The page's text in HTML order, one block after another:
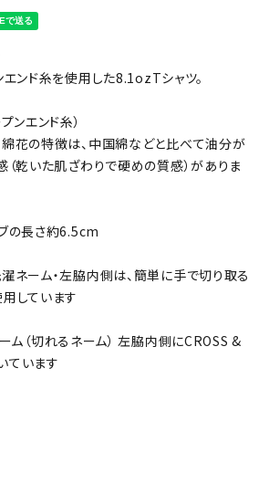
ンド糸を使用した8.1ozTシャツ。
ンエンド糸）
花の特徴は、中国綿などと比べて油分が
（乾いた肌ざわりで硬めの質感）がありま
の長さ約6.5cm
ネーム・左脇内側は、簡単に手で切り取る
しています
（切れるネーム） 左脇内側にCROSS &
ています